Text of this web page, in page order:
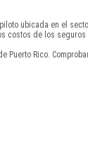
ubicada en el
costos de los
Rico.